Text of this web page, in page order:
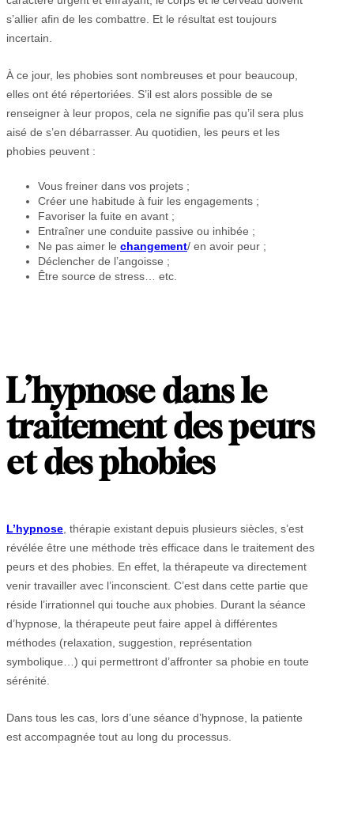
s’allier afin de les combattre. Et le résultat est toujours
incertain.
À ce jour, les phobies sont nombreuses et pour beaucoup,
elles ont été répertoriées. S’il est alors possible de se
renseigner à leur propos, cela ne signifie pas qu’il sera plus
aisé de s’en débarrasser. Au quotidien, les peurs et les
phobies peuvent :
Vous freiner dans vos projets ;
Créer une habitude à fuir les engagements ;
Favoriser la fuite en avant ;
Entraîner une conduite passive ou inhibée ;
Ne pas aimer le changement/ en avoir peur ;
Déclencher de l’angoisse ;
Être source de stress… etc.
L’hypnose dans le
traitement des peurs
et des phobies
L’hypnose , thérapie existant depuis plusieurs siècles, s’est
révélée être une méthode très efficace dans le traitement des
peurs et des phobies. En effet, la thérapeute va directement
venir travailler avec l’inconscient. C’est dans cette partie que
réside l’irrationnel qui touche aux phobies. Durant la séance
d’hypnose, la thérapeute peut faire appel à différentes
méthodes (relaxation, suggestion, représentation
symbolique…) qui permettront d’affronter sa phobie en toute
sérénité.
Dans tous les cas, lors d’une séance d’hypnose, la patiente
est accompagnée tout au long du processus.